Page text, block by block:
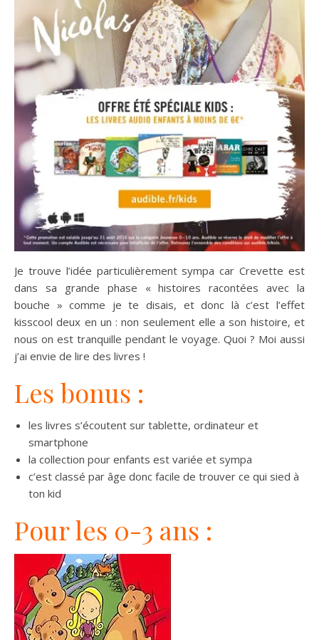
Je trouve l’idée particulièrement sympa car Crevette est
dans sa grande phase « histoires racontées avec la
bouche » comme je te disais, et donc là c’est l’effet
kisscool deux en un : non seulement elle a son histoire, et
nous on est tranquille pendant le voyage. Quoi ? Moi aussi
j’ai envie de lire des livres !
Les bonus :
les livres s’écoutent sur tablette, ordinateur et
smartphone
la collection pour enfants est variée et sympa
c’est classé par âge donc facile de trouver ce qui sied à
ton kid
Pour les 0-3 ans :